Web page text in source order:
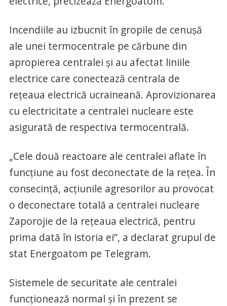
Incendiile au izbucnit în gropile de cenuşă
ale unei termocentrale pe cărbune din
apropierea centralei şi au afectat liniile
electrice care conectează centrala de
reţeaua electrică ucraineană. Aprovizionarea
cu electricitate a centralei nucleare este
asigurată de respectiva termocentrală.
„Cele două reactoare ale centralei aflate în
funcţiune au fost deconectate de la reţea. În
consecinţă, acţiunile agresorilor au provocat
o deconectare totală a centralei nucleare
Zaporojie de la reţeaua electrică, pentru
prima dată în istoria ei”, a declarat grupul de
stat Energoatom pe Telegram.
Sistemele de securitate ale centralei
funcţionează normal şi în prezent se